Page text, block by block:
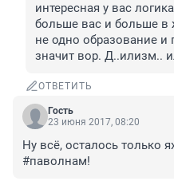
интересная у вас
больше вас и больше в
не одно образование и
значит вор. Д..илизм..
ОТВЕТИТЬ
Гость
23 июня 2017, 08:20
Ну всё, осталось только
#паволнам!